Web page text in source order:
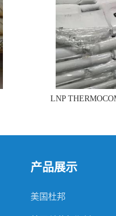
LNP
产品展示
美国杜邦